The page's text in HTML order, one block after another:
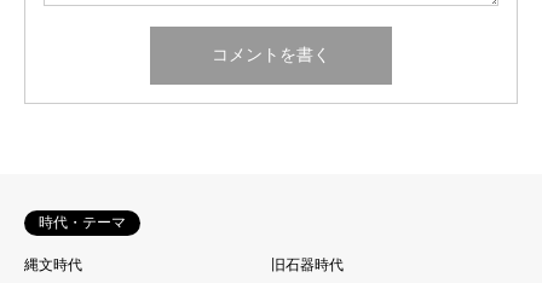
時代・テーマ
縄文時代
旧石器時代